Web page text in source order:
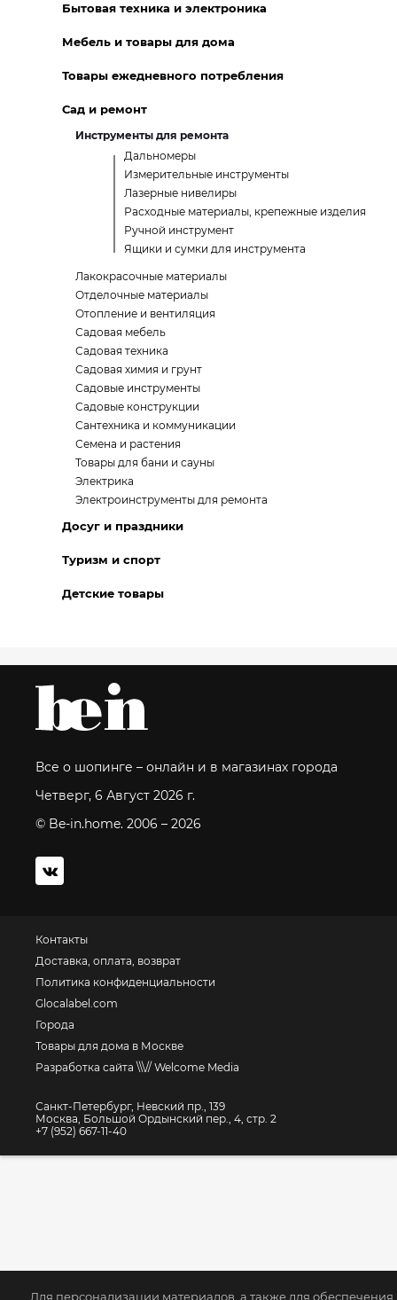
Для персонализации материалов, а также для обеспечения
Бытовая техника и электроника
Мебель и товары для дома
Товары ежедневного потребления
Сад и ремонт
Инструменты для ремонта
Дальномеры
Измерительные инструменты
Лазерные нивелиры
Расходные материалы, крепежные изделия
Ручной инструмент
Ящики и сумки для инструмента
Лакокрасочные материалы
Отделочные материалы
Отопление и вентиляция
Садовая мебель
Садовая техника
Садовая химия и грунт
Садовые инструменты
Садовые конструкции
Сантехника и коммуникации
Семена и растения
Товары для бани и сауны
Электрика
Электроинструменты для ремонта
Досуг и праздники
Туризм и спорт
Детские товары
Все о шопинге – онлайн и в магазинах города
Четверг, 6 Август 2026 г.
© Be-in.home. 2006 – 2026
Контакты
Доставка, оплата, возврат
Политика конфиденциальности
Glocalabel.com
Города
Товары для дома в Москве
Разработка сайта \\\// Welcome Media
Санкт-Петербург, Невский пр., 139
Москва, Большой Ордынский пер., 4, стр. 2
+7 (952) 667-11-40